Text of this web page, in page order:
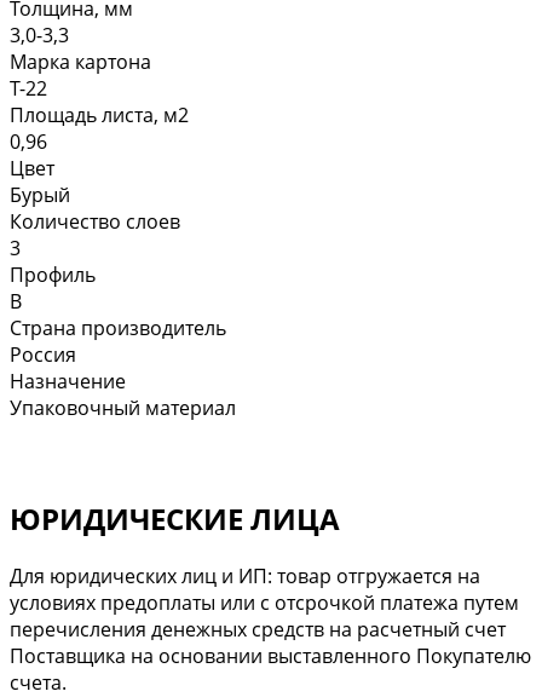
Толщина, мм
3,0-3,3
Марка картона
Т-22
Площадь листа, м2
0,96
Цвет
Бурый
Количество слоев
3
Профиль
В
Страна производитель
Россия
Назначение
Упаковочный материал
ЮРИДИЧЕСКИЕ ЛИЦА
Для юридических лиц и ИП: товар отгружается на
условиях предоплаты или с отсрочкой платежа путем
перечисления денежных средств на расчетный счет
Поставщика на основании выставленного Покупателю
счета.